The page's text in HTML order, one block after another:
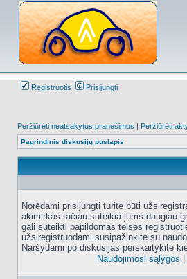
Registruotis Prisijungti
Peržiūrėti neatsakytus pranešimus | Peržiūrėti
Pagrindinis diskusijų puslapis
Norėdami prisijungti turite būti
akimirkas tačiau suteikia jums daugiau
gali suteikti papildomas teises
užsiregistruodami susipažinkite su
Naršydami po diskusijas perskaitykite
Naudojimosi sąlygos